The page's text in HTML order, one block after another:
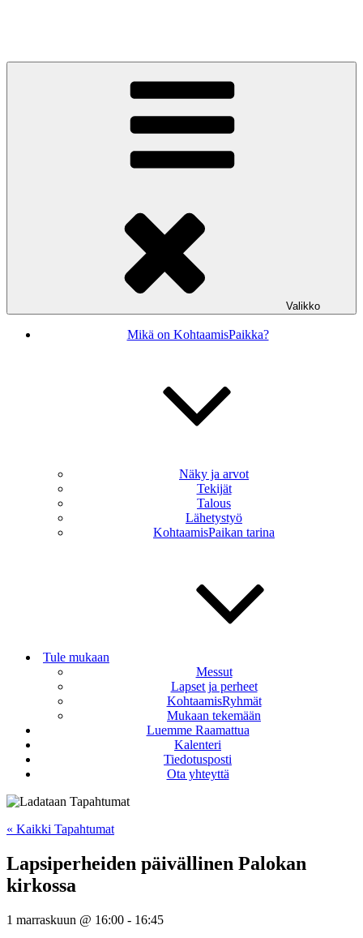
Valikko
Mikä on KohtaamisPaikka?
Näky ja arvot
Tekijät
Talous
Lähetystyö
KohtaamisPaikan tarina
Tule mukaan
Messut
Lapset ja perheet
KohtaamisRyhmät
Mukaan tekemään
Luemme Raamattua
Kalenteri
Tiedotusposti
Ota yhteyttä
« Kaikki Tapahtumat
Lapsiperheiden päivällinen Palokan
kirkossa
1 marraskuun @ 16:00 - 16:45